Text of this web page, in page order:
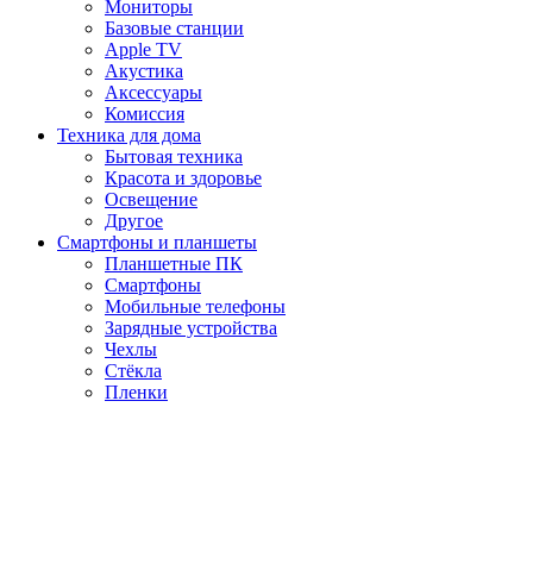
Мониторы
Базовые станции
Apple TV
Акустика
Аксессуары
Комиссия
Техника для дома
Бытовая техника
Красота и здоровье
Освещение
Другое
Смартфоны и планшеты
Планшетные ПК
Смартфоны
Мобильные телефоны
Зарядные устройства
Чехлы
Стёкла
Пленки